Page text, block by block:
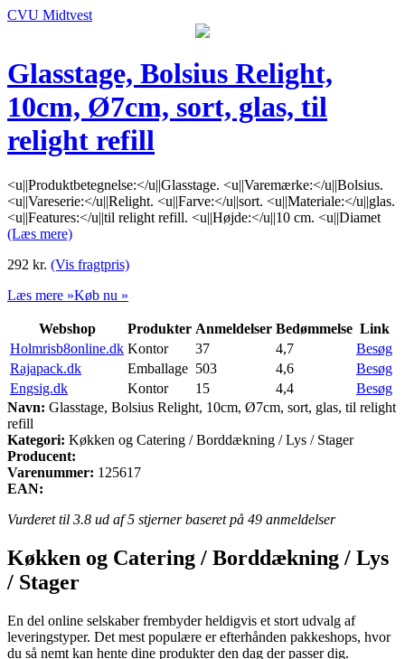
CVU Midtvest
Glasstage, Bolsius Relight,
10cm, Ø7cm, sort, glas, til
relight refill
<u||Produktbetegnelse:</u||Glasstage. <u||Varemærke:</u||Bolsius.
<u||Vareserie:</u||Relight. <u||Farve:</u||sort. <u||Materiale:</u||glas.
<u||Features:</u||til relight refill. <u||Højde:</u||10 cm. <u||Diamet
(Læs mere)
292 kr. (Vis fragtpris)
Læs mere »Køb nu »
Webshop Produkter Anmeldelser Bedømmelse Link
Holmrisb8online.dk Kontor 37 4,7
Besøg
Rajapack.dk
Emballage 503 4,6
Besøg
Engsig.dk
Kontor 15 4,4
Besøg
Navn: Glasstage, Bolsius Relight, 10cm, Ø7cm, sort, glas, til relight
refill
Kategori: Køkken og Catering / Borddækning / Lys / Stager
Producent:
Varenummer: 125617
EAN:
Vurderet til 3.8 ud af 5 stjerner baseret på 49 anmeldelser
Køkken og Catering / Borddækning / Lys
/ Stager
En del online selskaber frembyder heldigvis et stort udvalg af
leveringstyper. Det mest populære er efterhånden pakkeshops, hvor
du så nemt kan hente dine produkter den dag der passer dig.